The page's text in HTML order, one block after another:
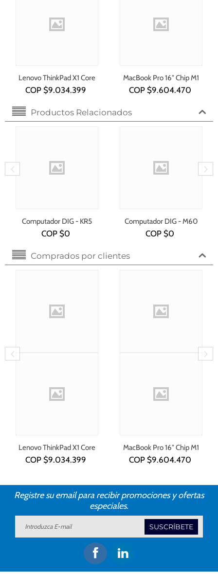
Lenovo ThinkPad X1 Core
i7-1355U
COP $9.034.399
MacBook Pro 16" Chip M1
COP $9.604.470
Productos Relacionados
Computador DIG - KR5
COP $0
Computador DIG - M60
COP $0
Comprados por clientes
Lenovo ThinkPad X1 Core
i7-1355U
COP $9.034.399
MacBook Pro 16" Chip M1
COP $9.604.470
Registre su email para recibir promociones y ofertas
especiales.
SUSCRÍBETE